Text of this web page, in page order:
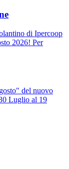
di Ipercoop
2026! Per
del nuovo
Luglio al 19